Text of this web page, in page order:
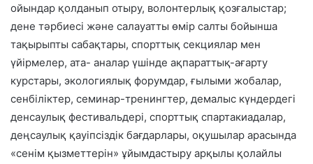
ойындар қолданып отыру, волонтерлық қозғалыстар;
дене тәрбиесі және салауатты өмір салты бойынша
тақырыпты сабақтары, спорттық секциялар мен
үйірмелер, ата- аналар үшінде ақпараттық-ағарту
курстары, экологиялық форумдар, ғылыми жобалар,
сенбіліктер, семинар-тренингтер, демалыс күндердегі
денсаулық фестивальдері, спорттық спартакиадалар,
деңсаулық қауіпсіздік бағдарлары, оқушылар арасында
«сенім қызметтерін» ұйымдастыру арқылы қолайлы